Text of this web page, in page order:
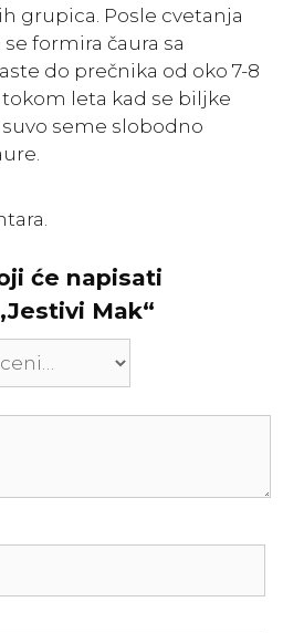
grupica. Posle cvetanja
formira čaura sa
do prečnika od oko 7-8
leta kad se biljke
seme slobodno
će napisati
Mak“